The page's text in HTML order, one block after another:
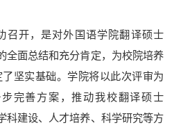
召开，是对外国语学院翻译硕士
全面总结和充分肯定，为校院培养
坚实基础。学院将以此次评审为
完善方案，推动我校翻译硕士
科建设、人才培养、科学研究等方